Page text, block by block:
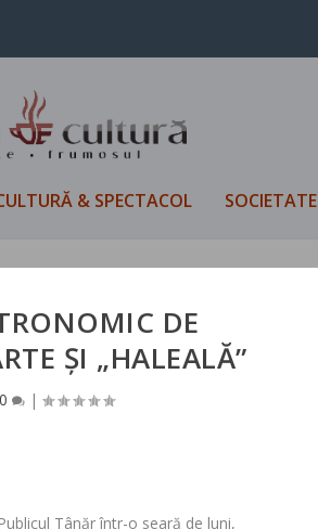
& SPECTACOL SOCIETATE
DE
ȘI „HALEALĂ”
0 |
Tânăr într-o seară de luni,